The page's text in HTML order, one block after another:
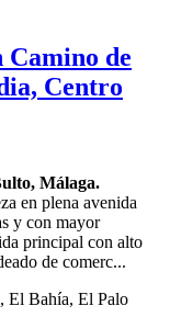
de
Centro
Málaga.
en plena avenida
y con mayor
principal con alto
de comerc...